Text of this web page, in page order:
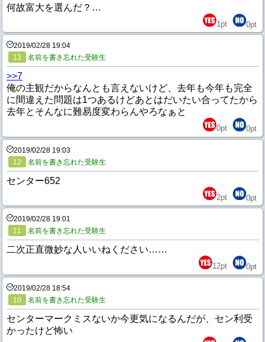
何故富大を選んだ？…
1pt 0pt
2019/02/28 19:04
13
名前を書き忘れた受験生
>>7
俺の主観だからなんとも言えないけど、去年も今年も完全
に間違えた問題は1つあるけどあとはだいたい合ってたから
去年とそんなに難易度変わらんやろなぁと
0pt 0pt
2019/02/28 19:03
12
名前を書き忘れた受験生
センター652
2pt 0pt
2019/02/28 19:01
11
名前を書き忘れた受験生
二次正直微妙な人いいねください……
12pt 0pt
2019/02/28 18:54
10
名前を書き忘れた受験生
センターマークミスないか今更気になるんだが、セン利受
かったけど怖い